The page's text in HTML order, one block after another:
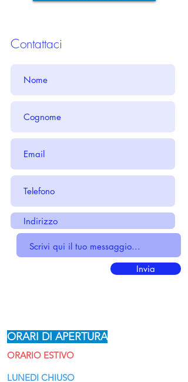
Contattaci
Invia
ORARI DI APERTURA
ORARIO ESTIVO
LUNEDI CHIUSO